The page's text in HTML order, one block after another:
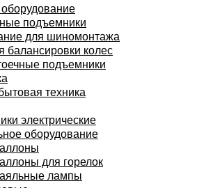
подъемники
для шиномонтажа
балансировки колес
подъемники
техника
электрические
оборудование
для горелок
лампы